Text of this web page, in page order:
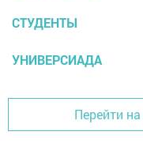
СТУДЕНТЫ
УНИВЕРСИАДА
Перейти